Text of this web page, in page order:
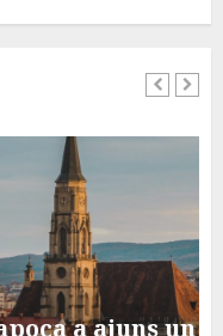
un oras